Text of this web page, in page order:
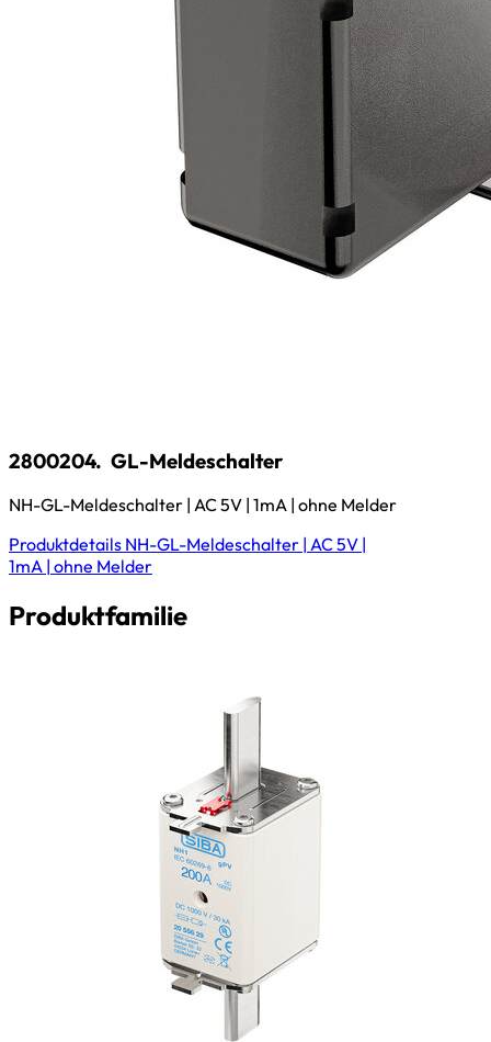
2800204. GL-Meldeschalter
NH-GL-Meldeschalter | AC 5V | 1mA | ohne Melder
Produktdetails NH-GL-Meldeschalter | AC 5V |
1mA | ohne Melder
Produktfamilie